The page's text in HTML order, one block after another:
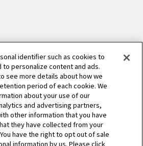
identifier such as cookies to
to personalize content and ads.
see more details about how we
period of each cookie. We
about your use of our
and advertising partners,
other information that you have
they have collected from your
have the right to opt out of sale
information by us. Please click